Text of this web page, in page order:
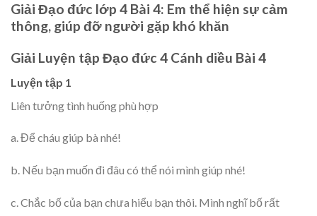
Giải Đạo đức lớp 4 Bài 4: Em thể hiện sự cảm
thông, giúp đỡ người gặp khó khăn
Giải Luyện tập Đạo đức 4 Cánh diều Bài 4
Luyện tập 1
Liên tưởng tình huống phù hợp
a. Để cháu giúp bà nhé!
b. Nếu bạn muốn đi đâu có thể nói mình giúp nhé!
c. Chắc bố của bạn chưa hiểu bạn thôi. Mình nghĩ bố rất